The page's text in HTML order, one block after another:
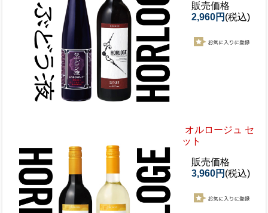
販売価格
2,960円 (税込)
オルロージュ セ
ット
販売価格
3,960円 (税込)